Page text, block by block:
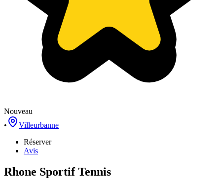
Nouveau
•
Villeurbanne
Réserver
Avis
Rhone Sportif Tennis